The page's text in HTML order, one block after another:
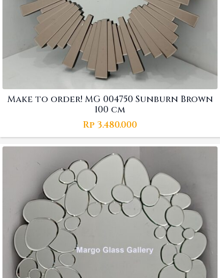
Make to order! MG 004750 Sunburn Brown
100 cm
Rp 3.480.000